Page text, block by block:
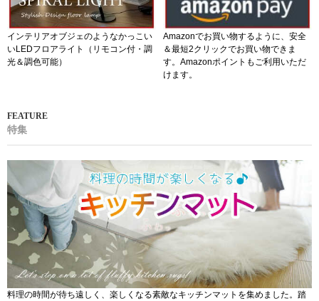
インテリアオブジェのようなかっこい
いLEDフロアライト（リモコン付・調
光＆調色可能）
Amazonでお買い物するように、安全
＆最短2クリックでお買い物できま
す。Amazonポイントもご利用いただ
けます。
特集
料理の時間が待ち遠しく、楽しくなる素敵なキッチンマットを集めました。踏